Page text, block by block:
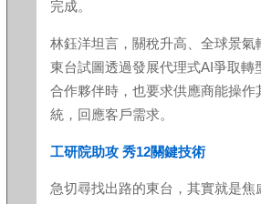
完成。
林鈺洋坦言，關稅升高、全球景
東台試圖透過發展代理式AI爭取
合作夥伴時，也要求供應商能操
統，回應客戶需求。
工研院助攻 秀12關鍵技術
急切尋找出路的東台，其實就是